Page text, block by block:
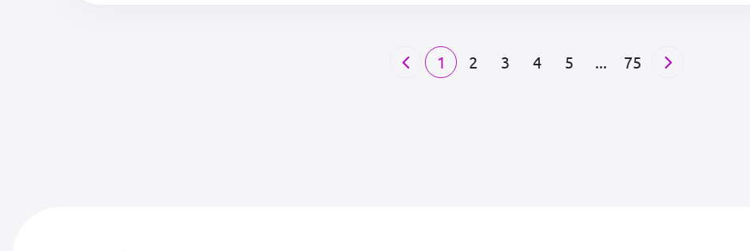
1 2 3 4 5 ... 75